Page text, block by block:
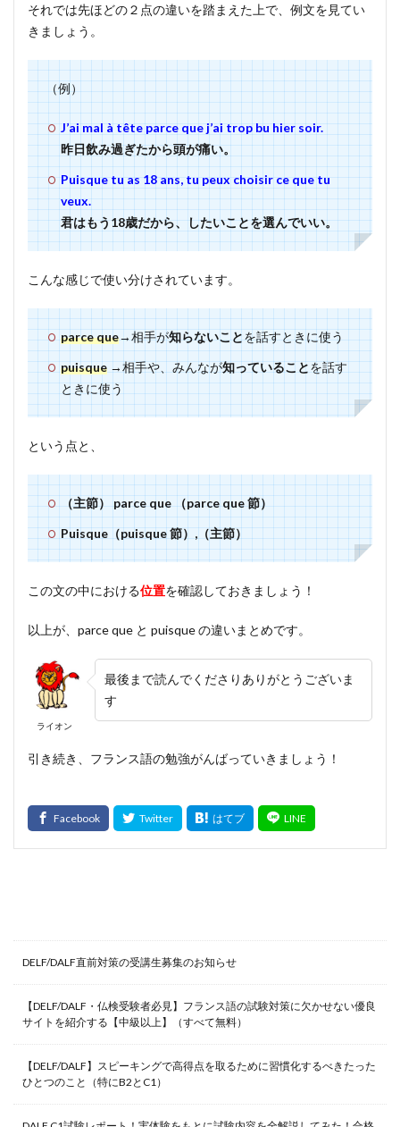
それでは先ほどの２点の違いを踏まえた上で、例文を見てい
きましょう。
（例）
J’ai mal à tête parce que j’ai trop bu hier soir.
昨日飲み過ぎたから頭が痛い。
Puisque tu as 18 ans, tu peux choisir ce que tu
veux.
君はもう18歳だから、したいことを選んでいい。
こんな感じで使い分けされています。
parce que→相手が知らないことを話すときに使う
puisque→相手や、みんなが知っていることを話す
ときに使う
という点と、
（主節） parce que （parce que 節）
Puisque（puisque 節）,（主節）
この文の中における位置を確認しておきましょう！
以上が、parce que と puisque の違いまとめです。
ライオン
最後まで読んでくださりありがとうございま
す
引き続き、フランス語の勉強がんばっていきましょう！
DELF/DALF直前対策の受講生募集のお知らせ
【DELF/DALF・仏検受験者必見】フランス語の試験対策に欠かせない優良
サイトを紹介する【中級以上】（すべて無料）
【DELF/DALF】スピーキングで高得点を取るために習慣化するべきたった
ひとつのこと（特にB2とC1）